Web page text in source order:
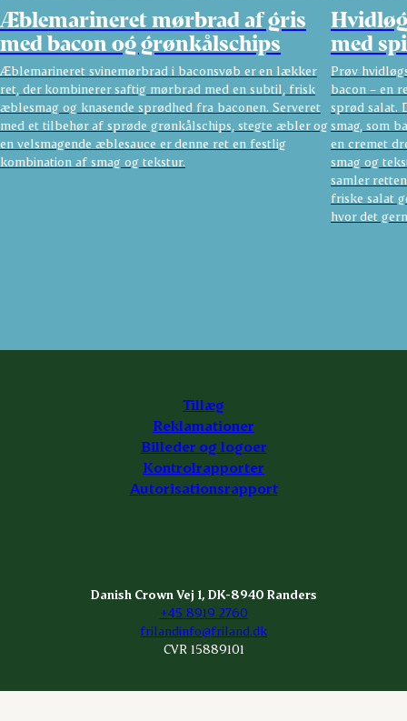
Æblemarineret mørbrad af gris
med bacon og grønkålschips
Æblemarineret svinemørbrad i baconsvøb er en lækker
ret, der kombinerer saftig mørbrad med en subtil, frisk
æblesmag og knasende sprødhed fra baconen. Serveret
med et tilbehør af sprøde grønkålschips, stegte æbler og
en velsmagende æblesauce er denne ret en festlig
kombination af smag og tekstur.
med
Prøv
bacon – en
sprød salat.
smag, som
en cremet
smag og
samler
friske salat
hvor det
Tillæg
Reklamationer
Billeder og logoer
Kontrolrapporter
Autorisationsrapport
Danish Crown Vej 1, DK-8940 Randers
+45 8919 2760
frilandinfo@friland.dk
CVR 15889101